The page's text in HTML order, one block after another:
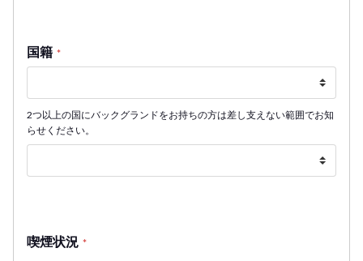
国籍 *
2つ以上の国にバックグランドをお持ちの方は差し支えない範囲でお知
らせください。
喫煙状況 *